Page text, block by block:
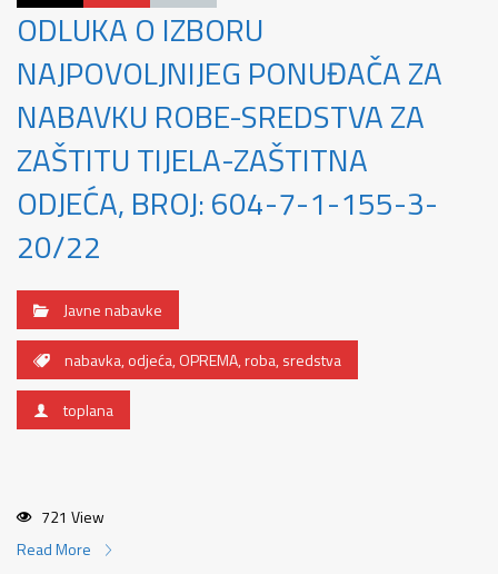
ODLUKA O IZBORU
NAJPOVOLJNIJEG PONUĐAČA ZA
NABAVKU ROBE-SREDSTVA ZA
ZAŠTITU TIJELA-ZAŠTITNA
ODJEĆA, BROJ: 604-7-1-155-3-
20/22
Javne nabavke
nabavka,odjeća,OPREMA,roba,sredstva
toplana
721 View
Read More